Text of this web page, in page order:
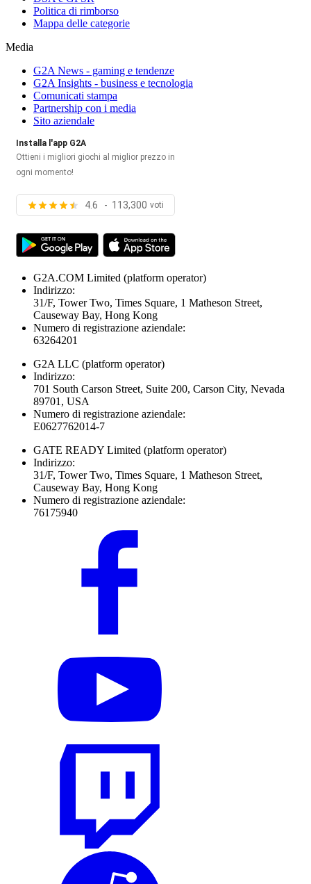
Politica di rimborso
Mappa delle categorie
Media
G2A News - gaming e tendenze
G2A Insights - business e tecnologia
Comunicati stampa
Partnership con i media
Sito aziendale
Installa l'app G2A
Ottieni i migliori giochi al miglior prezzo in
ogni momento!
4.6 - 113,300 voti
G2A.COM Limited (platform operator)
Indirizzo:
31/F, Tower Two, Times Square, 1 Matheson Street,
Causeway Bay, Hong Kong
Numero di registrazione aziendale:
63264201
G2A LLC (platform operator)
Indirizzo:
701 South Carson Street, Suite 200, Carson City, Nevada
89701, USA
Numero di registrazione aziendale:
E0627762014-7
GATE READY Limited (platform operator)
Indirizzo:
31/F, Tower Two, Times Square, 1 Matheson Street,
Causeway Bay, Hong Kong
Numero di registrazione aziendale:
76175940